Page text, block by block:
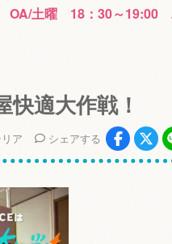
OA/土曜 18：30～19:00
適大作戦！
ア シェアする